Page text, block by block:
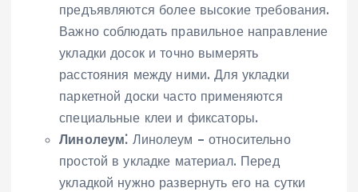
предъявляются более высокие требования.
Важно соблюдать правильное направление
укладки досок и точно вымерять
расстояния между ними. Для укладки
паркетной доски часто применяются
специальные клеи и фиксаторы.
Линолеум⁚ Линолеум – относительно
простой в укладке материал. Перед
укладкой нужно развернуть его на сутки